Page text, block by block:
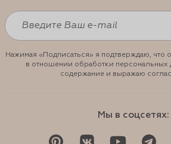
Нажимая «Подписаться» я подтверждаю, что
в отношении обработки персональных
содержание и выражаю
Мы в соцсетях: